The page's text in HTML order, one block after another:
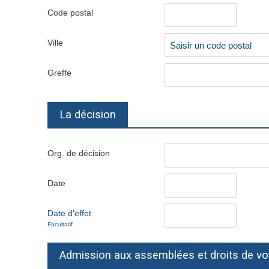
Code postal
Ville
Greffe
La décision
Org. de décision
Date
Date d'effet
Facultatif
Admission aux assemblées et droits de